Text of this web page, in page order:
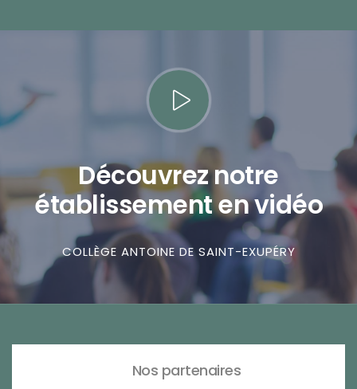
Découvrez notre
établissement en vidéo
COLLÈGE ANTOINE DE SAINT-EXUPÉRY
Nos partenaires